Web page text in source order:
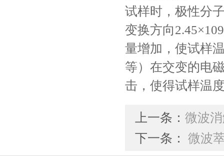
试样时，极性分
变换方向
量增加，使试样
等）在交变的电
击，使得试样温
上一条： 微波
下一条： 微波